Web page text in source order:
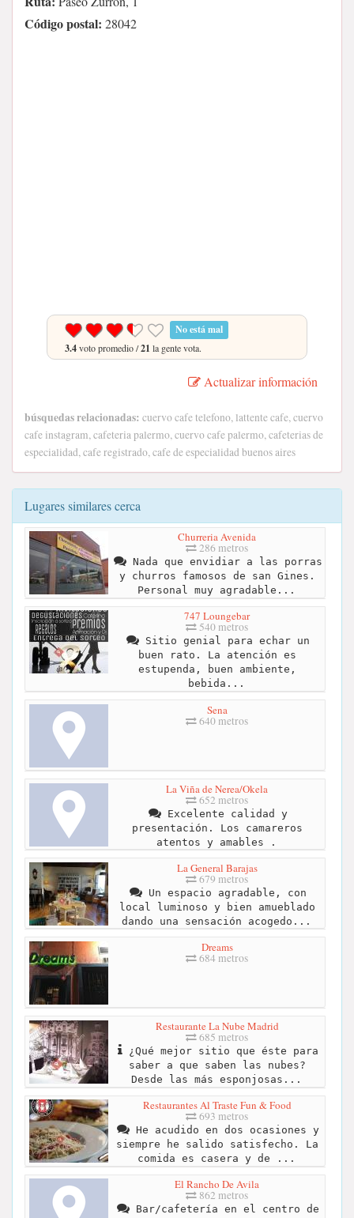
Código postal: 28042
No está mal
3.4voto promedio /21 la gente vota.
Actualizar información
búsquedas relacionadas: cuervo cafe telefono, lattente cafe, cuervo
cafe instagram, cafeteria palermo, cuervo cafe palermo, cafeterias de
especialidad, cafe registrado, cafe de especialidad buenos aires
Lugares similares cerca
Churreria Avenida
286 metros
Nada que envidiar a las porras
y churros famosos de san Gines.
Personal muy agradable...
747 Loungebar
540 metros
Sitio genial para echar un
buen rato. La atención es
estupenda, buen ambiente,
bebida...
Sena
640 metros
La Viña de Nerea/Okela
652 metros
Excelente calidad y
presentación. Los camareros
atentos y amables .
La General Barajas
679 metros
Un espacio agradable, con
local luminoso y bien amueblado
dando una sensación acogedo...
Dreams
684 metros
Restaurante La Nube Madrid
685 metros
¿Qué mejor sitio que éste para
saber a que saben las nubes?
Desde las más esponjosas...
Restaurantes Al Traste Fun & Food
693 metros
He acudido en dos ocasiones y
siempre he salido satisfecho. La
comida es casera y de ...
El Rancho De Avila
862 metros
Bar/cafetería en el centro de